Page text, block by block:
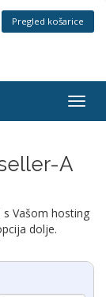
Pregled košarice
A
Vašom hosting
dolje.